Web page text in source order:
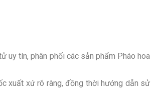
uy tín, phân phối các sản phẩm Pháo hoa
xuất xứ rõ ràng, đồng thời hướng dẫn sử